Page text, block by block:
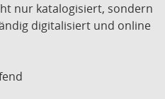
nur katalogisiert, sondern
digitalisiert und online